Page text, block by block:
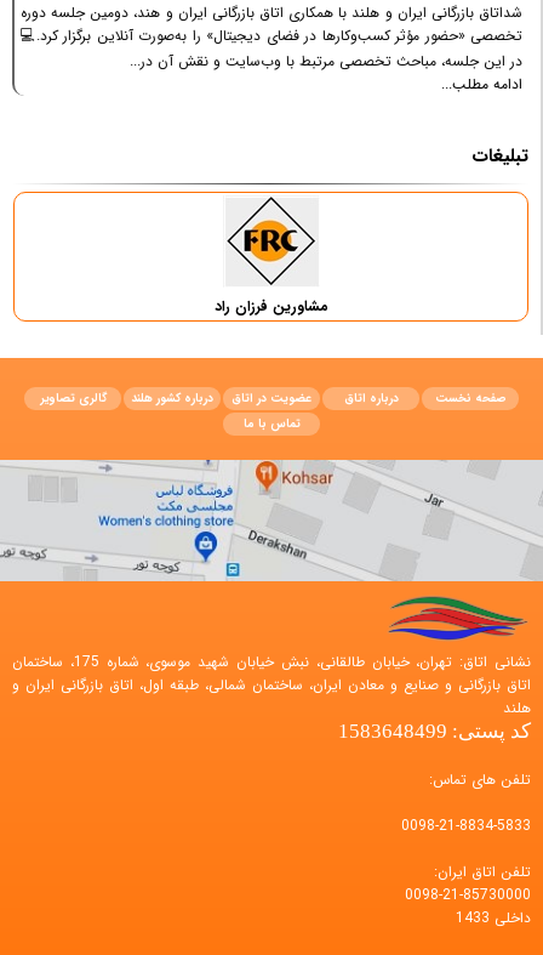
شداتاق بازرگانی ایران و هلند با همکاری اتاق بازرگانی ایران و هند، دومین جلسه دوره
تخصصی «حضور مؤثر کسب‌وکارها در فضای دیجیتال» را به‌صورت آنلاین برگزار کرد.💻
در این جلسه، مباحث تخصصی مرتبط با وب‌سایت و نقش آن در...
ادامه مطلب...
تبلیغات
مشاورین فرزان راد
صفحه نخست درباره اتاق عضویت در اتاق درباره کشور هلند
گالری تصاویر
تماس با ما
نشانی اتاق: تهران، خیابان طالقانی، نبش خیابان شهید موسوی، شماره 175، ساختمان
اتاق بازرگانی و صنایع و معادن ایران، ساختمان شمالی، طبقه اول، اتاق بازرگانی ایران و
هلند
کد پستی: 1583648499
تلفن های تماس:
0098-21-8834-5833
تلفن اتاق ایران:
0098-21-85730000
داخلی 1433